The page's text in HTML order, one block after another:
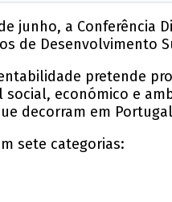
junho, a Conferência
de Desenvolvimento
pretende
económico e
decorram em
sete categorias: